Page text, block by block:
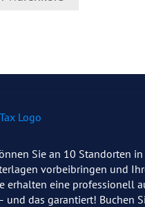
Sie an 10 Standorten
vorbeibringen und
erhalten eine professionell
und das garantiert! Buchen